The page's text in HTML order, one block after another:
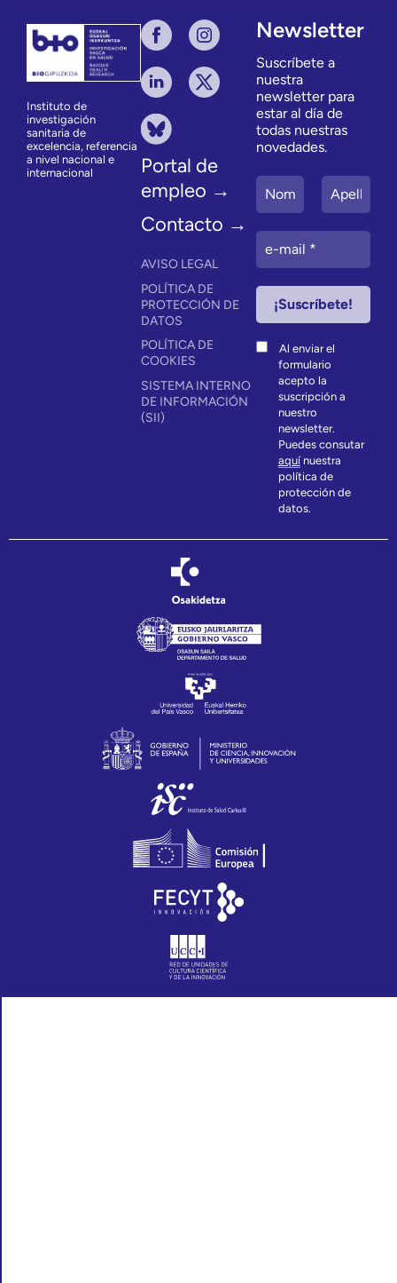
Instituto de
investigación
sanitaria de
excelencia, referencia
a nivel nacional e
internacional
Portal de
empleo →
Contacto →
AVISO LEGAL
POLÍTICA DE
PROTECCIÓN DE
DATOS
POLÍTICA DE
COOKIES
SISTEMA INTERNO
DE INFORMACIÓN
(SII)
Newsletter
Suscríbete a
nuestra
newsletter para
estar al día de
todas nuestras
novedades.
Al enviar el
formulario
acepto la
suscripción a
nuestro
newsletter.
Puedes consutar
aquínuestra
política de
protección de
datos.